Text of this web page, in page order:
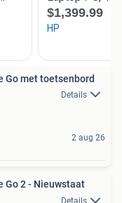
Go met toetsenbord
Details
2 aug 26
Go 2 - Nieuwstaat
Details